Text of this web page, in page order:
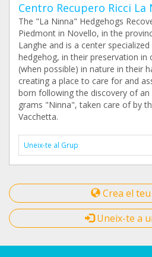
Centro Recupero Ricci La
The "La Ninna" Hedgehogs
Piedmont in Novello, in the
Langhe and is a center
hedgehog, in their preservation
(when possible) in nature in their
creating a place to care for and
born following the discovery of
grams "Ninna", taken care of by
Vacchetta.
Uneix-te al Grup
Crea el
Uneix-te a